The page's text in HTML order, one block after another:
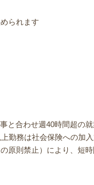
られます
と合わせ週40時間超の
勤務は社会保険への加
原則禁止）により、短